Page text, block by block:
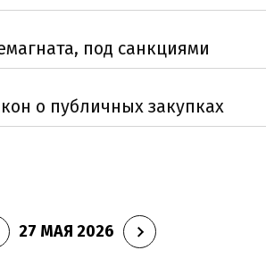
под санкциями
о публичных закупках
27 МАЯ 2026